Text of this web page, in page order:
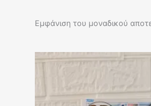
Εμφάνιση του μοναδικού